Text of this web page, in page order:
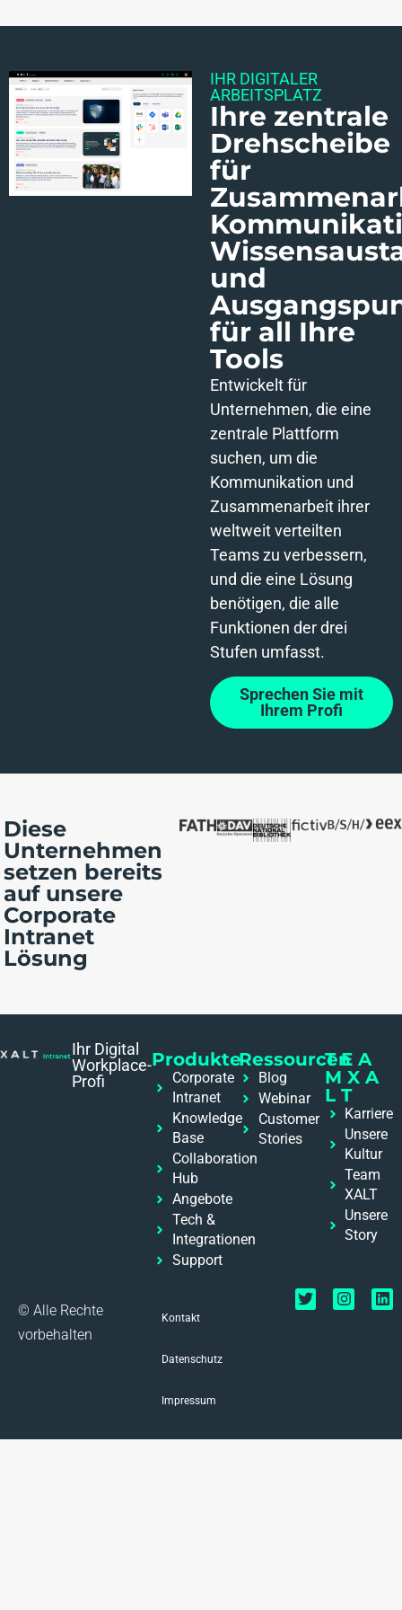
IHR DIGITALER
ARBEITSPLATZ
Ihre zentrale
Drehscheibe
für
und
für all Ihre
Tools
Entwickelt für
Unternehmen, die eine
zentrale Plattform
suchen, um die
Kommunikation und
Zusammenarbeit ihrer
weltweit verteilten
Teams zu verbessern,
und die eine Lösung
benötigen, die alle
Funktionen der drei
Stufen umfasst.
Sprechen Sie mit
Ihrem Profi
Diese
Unternehmen
setzen bereits
auf unsere
Corporate
Intranet
Lösung
Ihr Digital
Workplace-
Profi
Produkte
Corporate
Intranet
Knowledge
Base
Collaboration
Hub
Angebote
Tech &
Integrationen
Support
Ressourcen
Blog
Webinar
Customer
Stories
T E A
M X A
L T
Karriere
Unsere
Kultur
Team
XALT
Unsere
Story
© Alle Rechte
vorbehalten
Kontakt
Datenschutz
Impressum